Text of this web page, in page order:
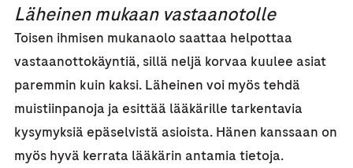
Läheinen mukaan vastaanotolle
Toisen ihmisen mukanaolo saattaa helpottaa
vastaanottokäyntiä, sillä neljä korvaa kuulee asiat
paremmin kuin kaksi. Läheinen voi myös tehdä
muistiinpanoja ja esittää lääkärille tarkentavia
kysymyksiä epäselvistä asioista. Hänen kanssaan on
myös hyvä kerrata lääkärin antamia tietoja.